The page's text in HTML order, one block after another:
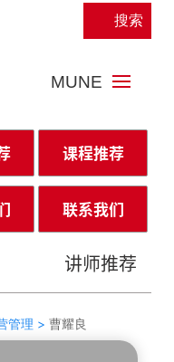
搜索
MUNE
课程推荐
联系我们
讲师推荐
管理 > 曹耀良